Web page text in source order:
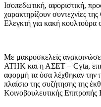
Ισοπεδωτική, αφοριστική,
χαρακτηρίζουν συντεχνίες
Ελεγκτή για κακή κουλτούρα
Με μακροσκελείς
ΑΤΗΚ και η ΑΣΕΤ – Cyta,
αφορμή τα όσα λέχθηκαν
πλαίσιο της συζήτησης της
Κοινοβουλευτικής Επιτροπής